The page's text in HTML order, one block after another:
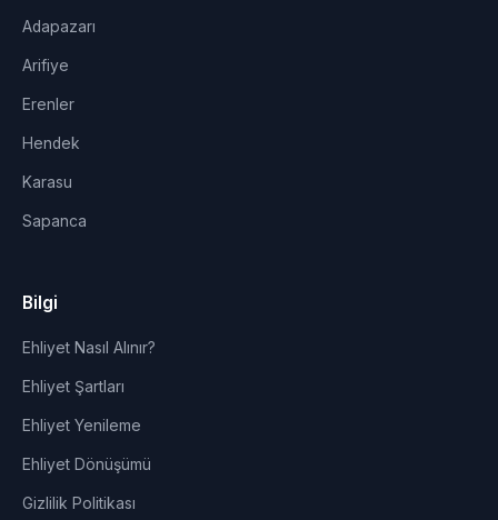
Adapazarı
Arifiye
Erenler
Hendek
Karasu
Sapanca
Bilgi
Ehliyet Nasıl Alınır?
Ehliyet Şartları
Ehliyet Yenileme
Ehliyet Dönüşümü
Gizlilik Politikası